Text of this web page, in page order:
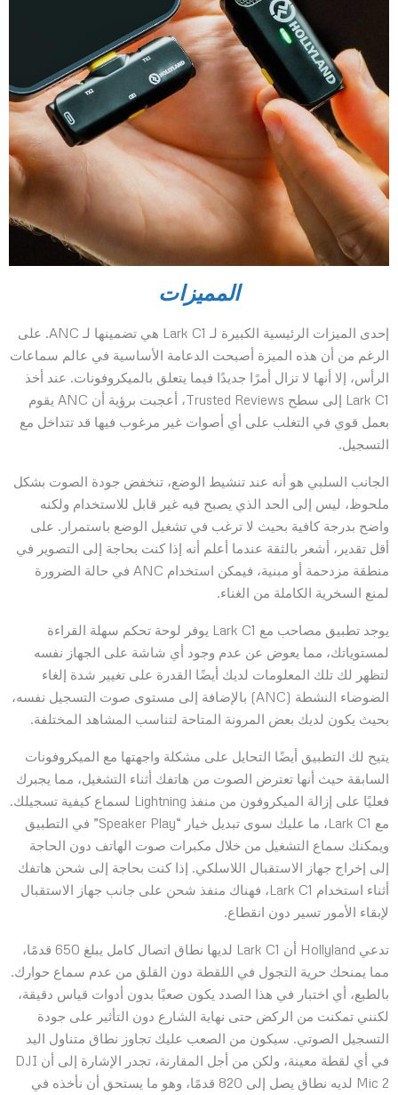
المميزات
إحدى الميزات الرئيسية الكبيرة لـ Lark C1 هي تضمينها لـ ANC. على
الرغم من أن هذه الميزة أصبحت الدعامة الأساسية في عالم سماعات
الرأس، إلا أنها لا تزال أمرًا جديدًا فيما يتعلق بالميكروفونات. عند أخذ
Lark C1 إلى سطح Trusted Reviews، أعجبت برؤية أن ANC يقوم
بعمل قوي في التغلب على أي أصوات غير مرغوب فيها قد تتداخل مع
التسجيل.
الجانب السلبي هو أنه عند تنشيط الوضع، تنخفض جودة الصوت بشكل
ملحوظ، ليس إلى الحد الذي يصبح فيه غير قابل للاستخدام ولكنه
واضح بدرجة كافية بحيث لا ترغب في تشغيل الوضع باستمرار. على
أقل تقدير، أشعر بالثقة عندما أعلم أنه إذا كنت بحاجة إلى التصوير في
منطقة مزدحمة أو مبنية، فيمكن استخدام ANC في حالة الضرورة
لمنع السخرية الكاملة من الغناء.
يوجد تطبيق مصاحب مع Lark C1 يوفر لوحة تحكم سهلة القراءة
لمستوياتك، مما يعوض عن عدم وجود أي شاشة على الجهاز نفسه
لتظهر لك تلك المعلومات لديك أيضًا القدرة على تغيير شدة إلغاء
الضوضاء النشطة (ANC) بالإضافة إلى مستوى صوت التسجيل نفسه،
بحيث يكون لديك بعض المرونة المتاحة لتناسب المشاهد المختلفة.
يتيح لك التطبيق أيضًا التحايل على مشكلة واجهتها مع الميكروفونات
السابقة حيث أنها تعترض الصوت من هاتفك أثناء التشغيل، مما يجبرك
فعليًا على إزالة الميكروفون من منفذ Lightning لسماع كيفية تسجيلك.
مع Lark C1، ما عليك سوى تبديل خيار “Speaker Play” في التطبيق
ويمكنك سماع التشغيل من خلال مكبرات صوت الهاتف دون الحاجة
إلى إخراج جهاز الاستقبال اللاسلكي. إذا كنت بحاجة إلى شحن هاتفك
أثناء استخدام Lark C1، فهناك منفذ شحن على جانب جهاز الاستقبال
لإبقاء الأمور تسير دون انقطاع.
تدعي Hollyland أن Lark C1 لديها نطاق اتصال كامل يبلغ 650 قدمًا،
مما يمنحك حرية التجول في اللقطة دون القلق من عدم سماع حوارك.
بالطبع، أي اختبار في هذا الصدد يكون صعبًا بدون أدوات قياس دقيقة،
لكنني تمكنت من الركض حتى نهاية الشارع دون التأثير على جودة
التسجيل الصوتي. سيكون من الصعب عليك تجاوز نطاق متناول اليد
في أي لقطة معينة، ولكن من أجل المقارنة، تجدر الإشارة إلى أن DJI
Mic 2 لديه نطاق يصل إلى 820 قدمًا، وهو ما يستحق أن نأخذه في